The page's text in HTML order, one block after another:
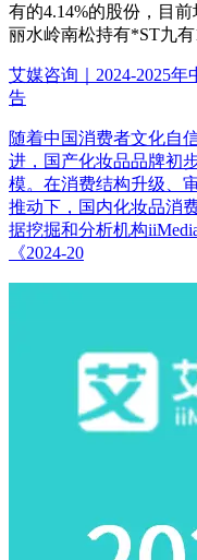
有的4.14%的股份，目
丽水岭南松持有*ST九有
艾媒咨询｜2024-2025
告
随着中国消费者文化自
进，国产化妆品品牌初
模。在消费结构升级、
推动下，国内化妆品消
据挖掘和分析机构
《2024-20